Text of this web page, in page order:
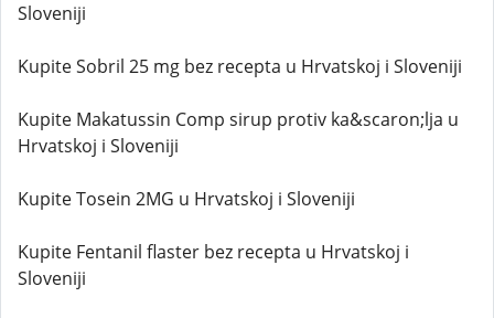
Sloveniji
Kupite Sobril 25 mg bez recepta u Hrvatskoj i Sloveniji
Kupite Makatussin Comp sirup protiv ka&scaron;lja u
Hrvatskoj i Sloveniji
Kupite Tosein 2MG u Hrvatskoj i Sloveniji
Kupite Fentanil flaster bez recepta u Hrvatskoj i
Sloveniji